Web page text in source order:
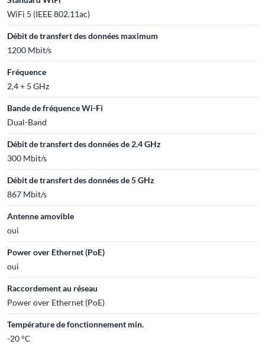
WiFi 5 (IEEE 802.11ac)
Débit de transfert des données maximum
1200 Mbit/s
Fréquence
2,4 + 5 GHz
Bande de fréquence Wi-Fi
Dual-Band
Débit de transfert des données de 2.4 GHz
300 Mbit/s
Débit de transfert des données de 5 GHz
867 Mbit/s
Antenne amovible
oui
Power over Ethernet (PoE)
oui
Raccordement au réseau
Power over Ethernet (PoE)
Température de fonctionnement min.
-20 °C